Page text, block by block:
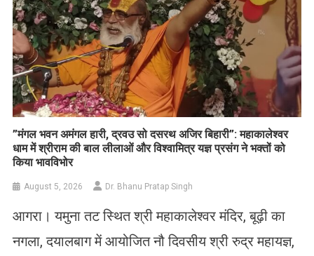
​”मंगल भवन अमंगल हारी, द्रवउ सो दसरथ अजिर बिहारी”: महाकालेश्वर
धाम में श्रीराम की बाल लीलाओं और विश्वामित्र यज्ञ प्रसंग ने भक्तों को
किया भावविभोर
August 5, 2026 Dr. Bhanu Pratap Singh
आगरा। यमुना तट स्थित श्री महाकालेश्वर मंदिर, बूढ़ी का
नगला, दयालबाग में आयोजित नौ दिवसीय श्री रुद्र महायज्ञ,